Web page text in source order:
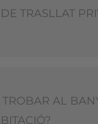
TRASLLAT
AL